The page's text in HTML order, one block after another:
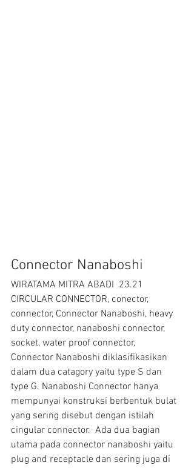
Connector Nanaboshi
WIRATAMA MITRA ABADI  23.21
CIRCULAR CONNECTOR, conector,
connector, Connector Nanaboshi, heavy
duty connector, nanaboshi connector,
socket, water proof connector,
Connector Nanaboshi diklasifikasikan
dalam dua catagory yaitu type S dan
type G. Nanaboshi Connector hanya
mempunyai konstruksi berbentuk bulat
yang sering disebut dengan istilah
cingular connector.  Ada dua bagian
utama pada connector nanaboshi yaitu
plug and receptacle dan sering juga di